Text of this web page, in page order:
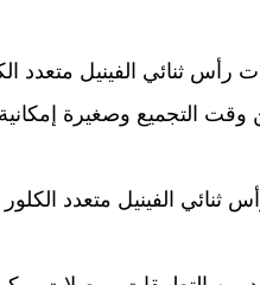
ثنائي الفينيل متعدد
التجميع وصغيرة
ثنائي الفينيل متعدد